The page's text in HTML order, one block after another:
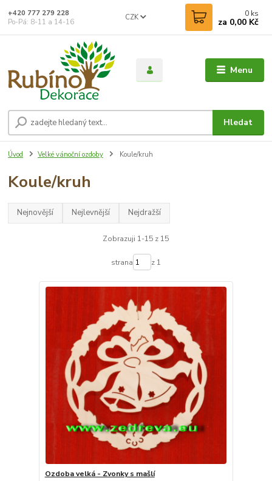
Menu
CZK
Hledat
+420 777 279 228
Po-Pá: 8-11 a 14-16
0 ks
za 0,00 Kč
Úvod Velké vánoční ozdoby Koule/kruh
Koule/kruh
Nejnovější Nejlevnější Nejdražší
Zobrazuji 1-15 z 15
strana z 1
Ozdoba velká - Zvonky s mašlí